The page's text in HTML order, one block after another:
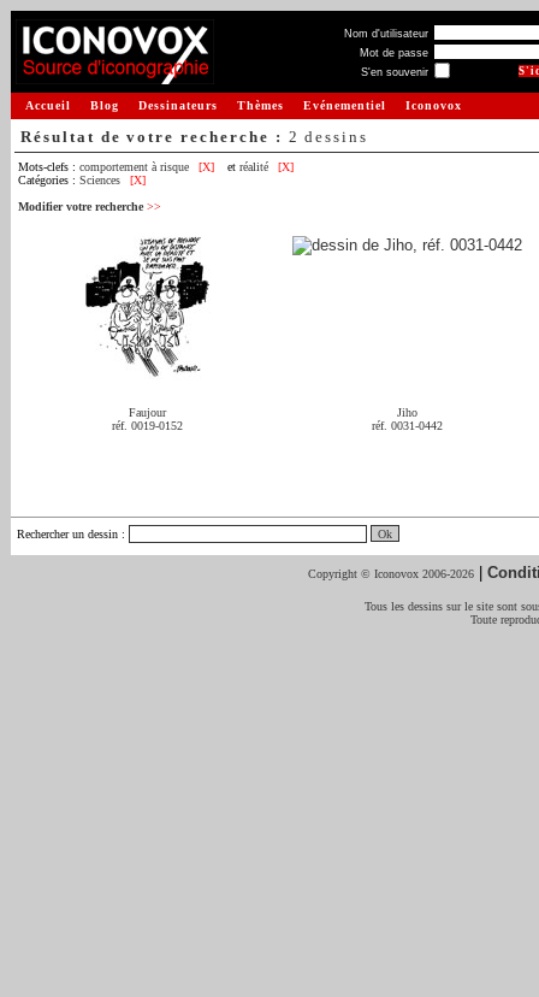
Nom d'utilisateur
Mot de passe
S'en souvenir
Accueil Blog Dessinateurs Thèmes Evénementiel Iconovox
Résultat de votre recherche : 2 dessins
Mots-clefs : comportement à risque [X] et réalité
[X]
Catégories : Sciences
[X]
Modifier votre recherche >>
Faujour
réf. 0019-0152
Jiho
réf. 0031-0442
Rechercher un dessin :
Copyright © Iconovox 2006-2026 |
Tous les dessins sur le site sont
Toute